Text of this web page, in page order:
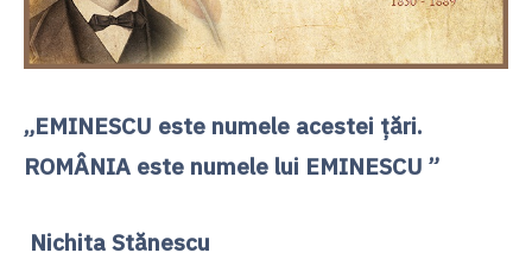
„EMINESCU este numele acestei țări.
ROMÂNIA este numele lui EMINESCU ”
Nichita Stănescu